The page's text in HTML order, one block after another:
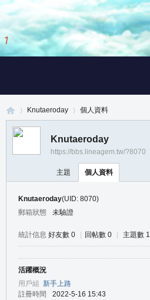
1 / 3
Knutaeroday 個人資料
Knutaeroday
https://bbs.lineagem.tw/?8070
主題 個人資料
Knutaeroday(UID: 8070)
郵箱狀態
未驗證
統計信息 好友數 0 回帖數 0 主題數 1
活躍概況
用戶組 新手上路
註冊時間
2022-5-16 15:43